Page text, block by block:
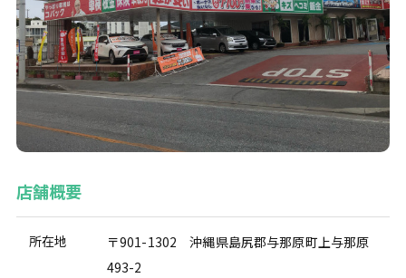
店舗概要
所在地
〒901-1302 沖縄県島尻郡与那原町上与那原
493-2